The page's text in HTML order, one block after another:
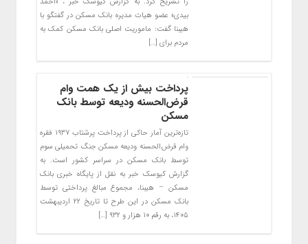
بیدی» عضو هیات مدیره بانک مسکن در گفتگو با
هیبنا گفت: ماموریت اصلی بانک مسکن کمک به
مردم برای […]
پرداخت بیش از یک همت وام
قرض‌الحسنه ودیعه توسط بانک
مسکن
تازه‌ترین آمار حاکی از پرداخت پرشتاب ۱۹۳۷ فقره
وام قرض‌الحسنه ودیعه مسکن جنگ تحمیلی سوم
توسط بانک مسکن در سراسر کشور است. به
گزارش کیوسک خبر به نقل از پایگاه خبری بانک
مسکن – هیبنا، مجموع مبالغ پرداختی توسط
بانک مسکن در این طرح تا تاریخ ۲۲ اردیبهشت
۱۴۰۵، به رقم ۱۰ هزار و ۹۳۲ […]